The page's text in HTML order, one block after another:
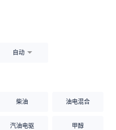
自动
柴油 油电混合
汽油电驱 甲醇